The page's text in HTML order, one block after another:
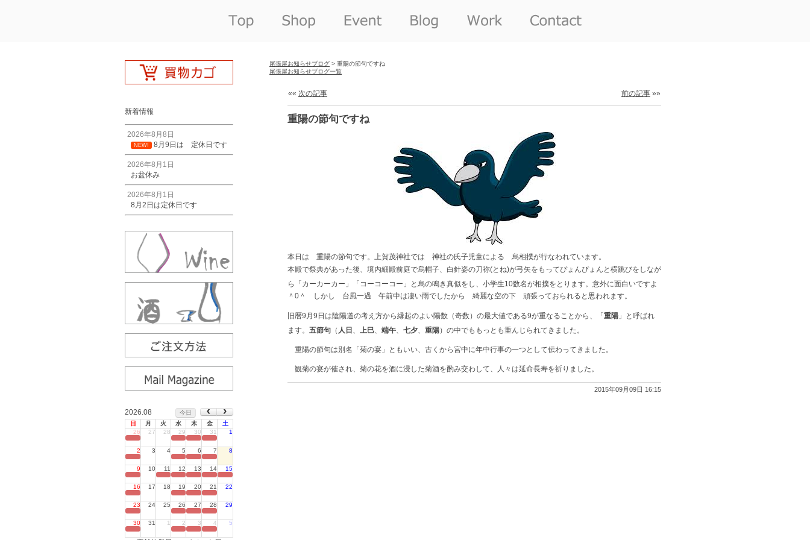
新着情報
2026年8月8日
NEW! 8月9日は 定休日です
2026年8月1日
お盆休み
2026年8月1日
8月2日は定休日です
2026.08
今日
日
月 火 水 木 金
土
26
27 28 29 30 31 1
2 3 4 5 6 7 8
9 10 11 12 13 14 15
16 17 18 19 20 21 22
23 24 25 26 27 28 29
30 31 1 2 3 4 5
尾張屋お知らせブログ > 重陽の節句ですね
尾張屋お知らせブログ一覧
«« 次の記事 前の記事 »»
重陽の節句ですね
本日は 重陽の節句です。上賀茂神社では 神社の氏子児童による 烏相撲が行なわれています。
本殿で祭典があった後、境内細殿前庭で烏帽子、白針姿の刀祢(とね)が弓矢をもってぴょんぴょんと横跳びをしなが
ら「カーカーカー」「コーコーコー」と烏の鳴き真似をし、小学生10数名が相撲をとります。 意外に面白いですよ
＾0＾ しかし 台風一過 午前中は凄い雨でしたから 綺麗な空の下 頑張っておられると思われます。
旧暦9月9日は陰陽道の考え方から縁起のよい陽数（奇数）の最大値である9が重なることから、「 重陽 」と呼ばれ
ます。 五節句 （ 人日 、 上巳、 端午、 七夕、 重陽）の中でももっとも重んじられてきました。
重陽の節句は別名「菊の宴」ともいい、古くから宮中に年中行事の一つとして伝わってきました。
観菊の宴が催され、菊の花を酒に浸した菊酒を酌み交わして、人々は延命長寿を祈りました。
2015年09月09日 16:15